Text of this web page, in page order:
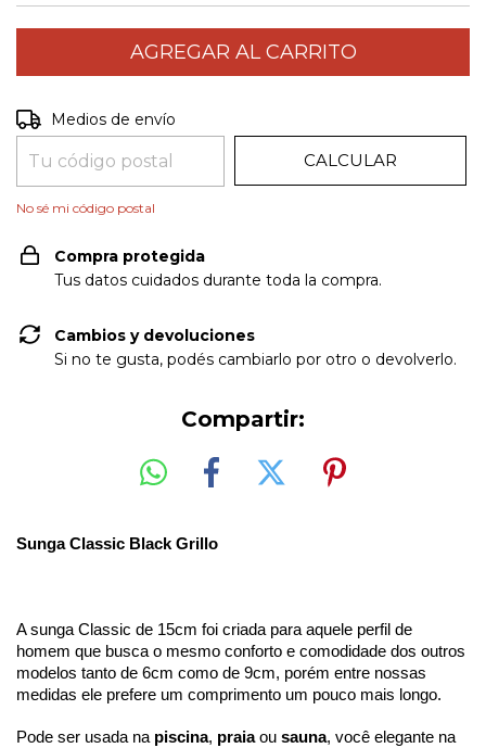
Entregas para el CP:
Medios de envío
CALCULAR
No sé mi código postal
Compra protegida
Tus datos cuidados durante toda la compra.
Cambios y devoluciones
Si no te gusta, podés cambiarlo por otro o devolverlo.
Compartir:
Sunga Classic Black Grillo
A sunga Classic de 15cm foi criada para aquele perfil de
homem que busca o mesmo conforto e comodidade dos outros
modelos tanto de 6cm como de 9cm, porém entre nossas
medidas ele prefere um comprimento um pouco mais longo.
Pode ser usada na piscina, praia ou sauna, você elegante na